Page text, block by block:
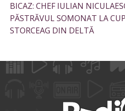
BICAZ: CHEF IULIAN
PĂSTRĂVUL SOMONAT LA
STORCEAG DIN DELTĂ